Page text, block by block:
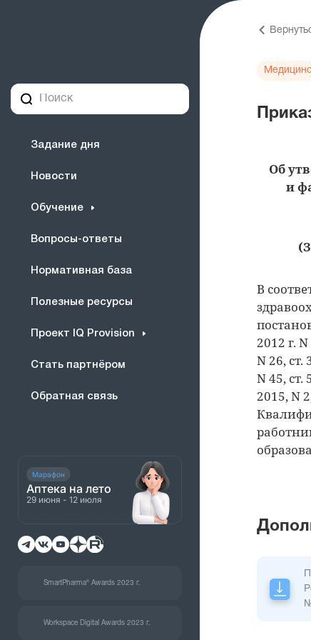
Задание дня
Новости
Обучение
Вопросы-ответы
Нормативная база
Полезные ресурсы
Проект IQ Provision
Стать партнёром
Обратная связь
Марафон
Аптека на лето
29 июня - 12 июля
SmartPharma® Awards 2023 г.
Workspace Digital Awards 2023 г.
Об
и
В
2012 г.
N 26, ст.
N 45, ст.
2015, N